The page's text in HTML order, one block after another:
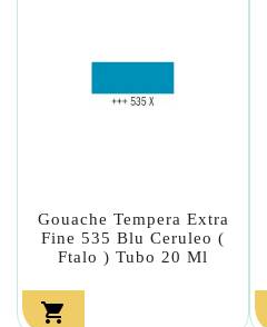
Gouache Tempera Extra
Fine 535 Blu Ceruleo (
Ftalo ) Tubo 20 Ml
